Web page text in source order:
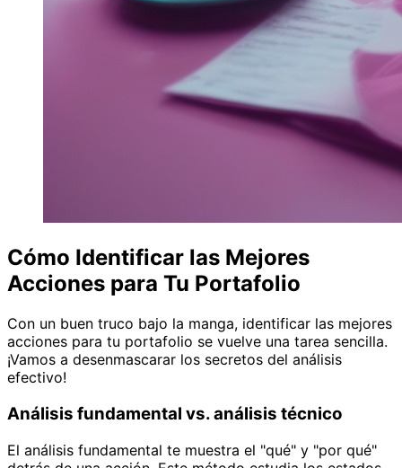
Cómo Identificar las Mejores
Acciones para Tu Portafolio
Con un buen truco bajo la manga, identificar las mejores
acciones para tu portafolio se vuelve una tarea sencilla.
¡Vamos a desenmascarar los secretos del análisis
efectivo!
Análisis fundamental vs. análisis técnico
El análisis fundamental te muestra el "qué" y "por qué"